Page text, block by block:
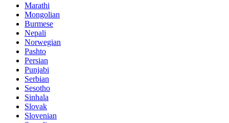
Marathi
Mongolian
Burmese
Nepali
Norwegian
Pashto
Persian
Punjabi
Serbian
Sesotho
Sinhala
Slovak
Slovenian